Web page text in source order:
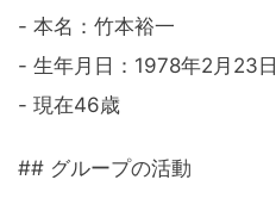
- 本名：竹本裕一
- 生年月日：1978年2月23日
- 現在46歳
## グループの活動